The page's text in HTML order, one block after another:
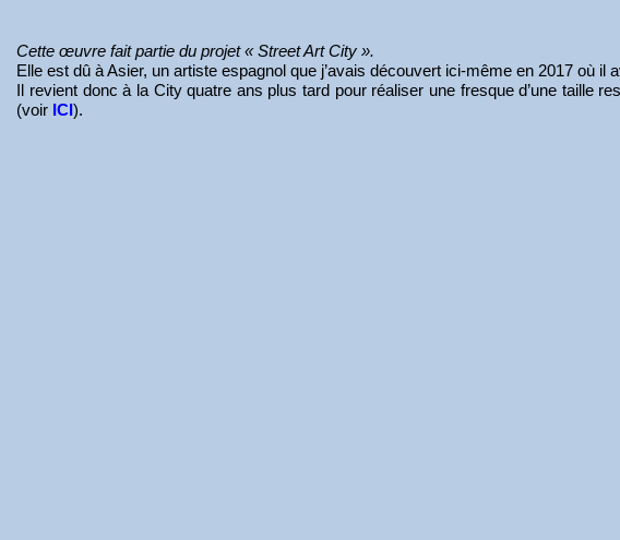
Cette œuvre fait partie du projet « Street Art City ».
Elle est dû à Asier, un artiste espagnol que j’avais découvert ici-même en 2017 où il
Il revient donc à la City quatre ans plus tard pour réaliser une fresque d’une taille
(voir ICI).